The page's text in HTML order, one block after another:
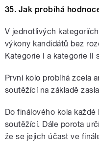
35. Jak probíhá
V jednotlivých
výkony kandidátů bez
Kategorie I a kategorie II
První kolo probíhá zcela
soutěžící na základě
Do finálového kola
soutěžící. Dále porota
že se jejich účast ve